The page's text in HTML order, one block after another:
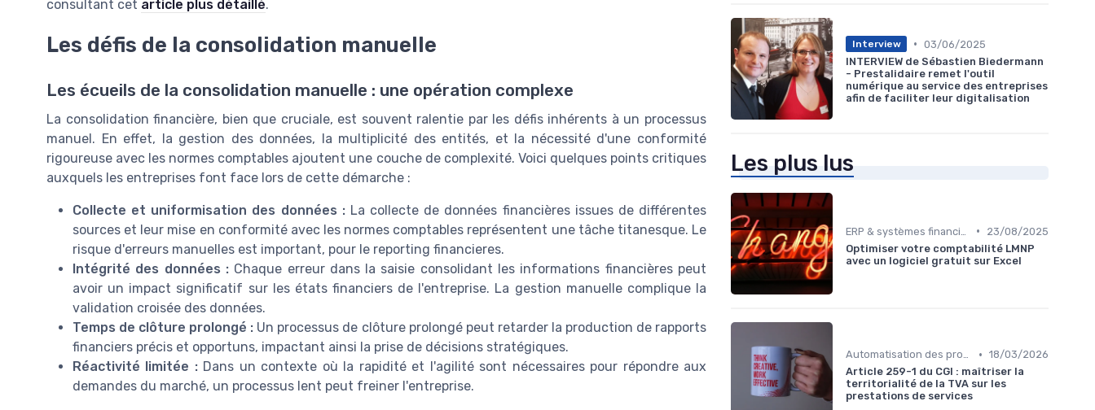
consultant cet article plus détaillé.
Les défis de la consolidation manuelle
Les écueils de la consolidation manuelle : une opération complexe
La consolidation financière, bien que cruciale, est souvent ralentie par les défis inhérents à un processus
manuel. En effet, la gestion des données, la multiplicité des entités, et la nécessité d'une conformité
rigoureuse avec les normes comptables ajoutent une couche de complexité. Voici quelques points critiques
auxquels les entreprises font face lors de cette démarche :
Collecte et uniformisation des données :La collecte de données financières issues de différentes
sources et leur mise en conformité avec les normes comptables représentent une tâche titanesque. Le
risque d'erreurs manuelles est important, pour le reporting financieres.
Intégrité des données :Chaque erreur dans la saisie consolidant les informations financières peut
avoir un impact significatif sur les états financiers de l'entreprise. La gestion manuelle complique la
validation croisée des données.
Temps de clôture prolongé : Un processus de clôture prolongé peut retarder la production de rapports
financiers précis et opportuns, impactant ainsi la prise de décisions stratégiques.
Réactivité limitée :Dans un contexte où la rapidité et l'agilité sont nécessaires pour répondre aux
demandes du marché, un processus lent peut freiner l'entreprise.
Interview • 03/06/2025
INTERVIEW de Sébastien Biedermann
- Prestalidaire remet l'outil
numérique au service des entreprises
afin de faciliter leur digitalisation
Les plus lus
•
23/08/2025
Optimiser votre comptabilité LMNP
avec un logiciel gratuit sur Excel
Automatisation des processus financiers • 18/03/2026
Article 259-1 du CGI : maîtriser la
territorialité de la TVA sur les
prestations de services